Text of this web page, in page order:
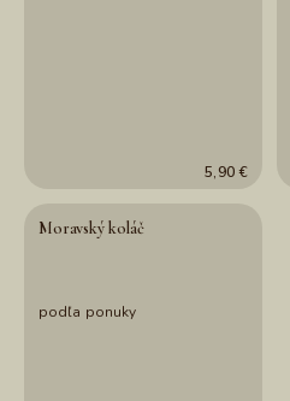
5,90 €
Moravský koláč
podľa ponuky